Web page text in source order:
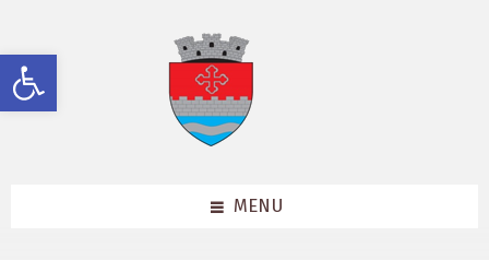
Deschide bara de unelte
content
left
sidebar
footer
MENU